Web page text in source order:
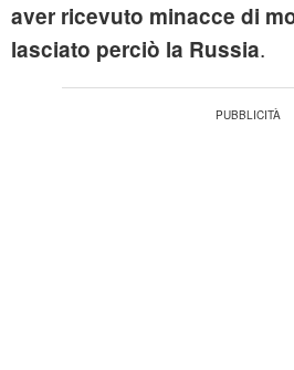
aver ricevuto minacce di
lasciato perciò la Russia.